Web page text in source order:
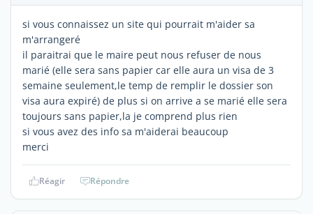
si vous connaissez un site qui pourrait m'aider sa
m'arrangeré
il paraitrai que le maire peut nous refuser de nous
marié (elle sera sans papier car elle aura un visa de 3
semaine seulement,le temp de remplir le dossier son
visa aura expiré) de plus si on arrive a se marié elle sera
toujours sans papier,la je comprend plus rien
si vous avez des info sa m'aiderai beaucoup
merci
Réagir Répondre